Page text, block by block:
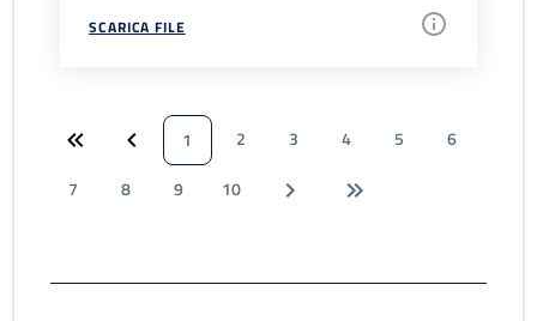
SCARICA FILE
1 2 3 4 5
6
7
8 9 10